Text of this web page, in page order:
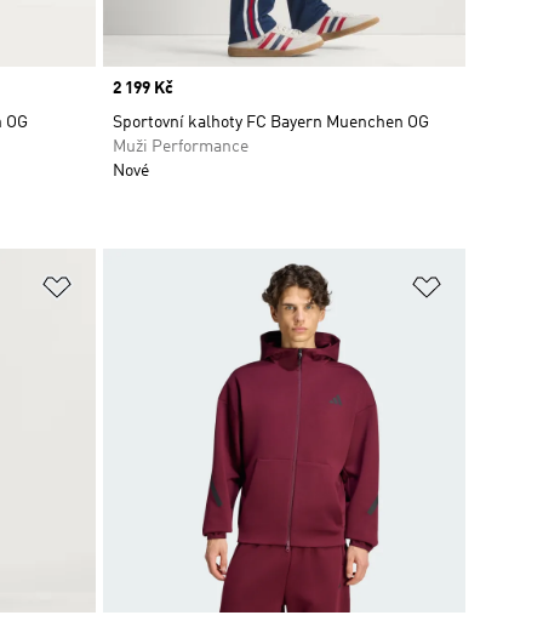
Price
2 199 Kč
Sportovní kalhoty FC Bayern Muenchen OG
Muži Performance
Nové
Přidat do seznamu přání